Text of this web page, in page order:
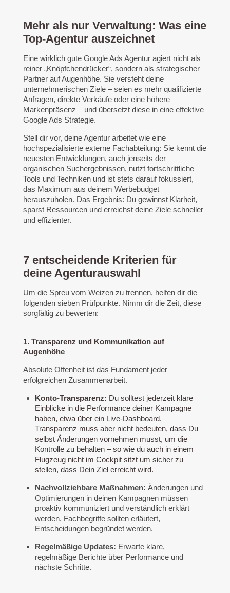
Mehr als nur Verwaltung: Was eine
Top-Agentur auszeichnet
Eine wirklich gute Google Ads Agentur agiert nicht als
reiner „Knöpfchendrücker“, sondern als strategischer
Partner auf Augenhöhe. Sie versteht deine
unternehmerischen Ziele – seien es mehr qualifizierte
Anfragen, direkte Verkäufe oder eine höhere
Markenpräsenz – und übersetzt diese in eine effektive
Google Ads Strategie.
Stell dir vor, deine Agentur arbeitet wie eine
hochspezialisierte externe Fachabteilung: Sie kennt die
neuesten Entwicklungen, auch jenseits der
organischen Suchergebnissen, nutzt fortschrittliche
Tools und Techniken und ist stets darauf fokussiert,
das Maximum aus deinem Werbebudget
herauszuholen. Das Ergebnis: Du gewinnst Klarheit,
sparst Ressourcen und erreichst deine Ziele schneller
und effizienter.
7 entscheidende Kriterien für
deine Agenturauswahl
Um die Spreu vom Weizen zu trennen, helfen dir die
folgenden sieben Prüfpunkte. Nimm dir die Zeit, diese
sorgfältig zu bewerten:
1. Transparenz und Kommunikation auf
Augenhöhe
Absolute Offenheit ist das Fundament jeder
erfolgreichen Zusammenarbeit.
Konto-Transparenz: Du solltest jederzeit klare
Einblicke in die Performance deiner Kampagne
haben, etwa über ein Live-Dashboard.
Transparenz muss aber nicht bedeuten, dass Du
selbst Änderungen vornehmen musst, um die
Kontrolle zu behalten – so wie du auch in einem
Flugzeug nicht im Cockpit sitzt um sicher zu
stellen, dass Dein Ziel erreicht wird.
Nachvollziehbare Maßnahmen: Änderungen und
Optimierungen in deinen Kampagnen müssen
proaktiv kommuniziert und verständlich erklärt
werden. Fachbegriffe sollten erläutert,
Entscheidungen begründet werden.
Regelmäßige Updates: Erwarte klare,
regelmäßige Berichte über Performance und
nächste Schritte.